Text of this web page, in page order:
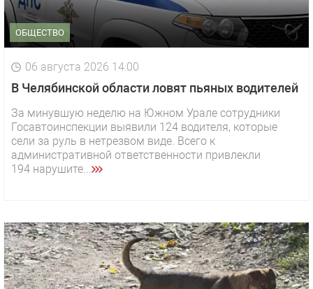
ОБЩЕСТВО
06 августа 2026 14:00
В Челябинской области ловят пьяных водителей
За минувшую неделю на Южном Урале сотрудники
Госавтоинспекции выявили 124 водителя, которые
сели за руль в нетрезвом виде. Всего к
административной ответственности привлекли
194 нарушите...